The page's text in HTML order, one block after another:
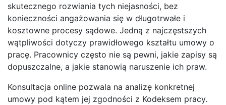
skutecznego rozwiania tych niejasności, bez
konieczności angażowania się w długotrwałe i
kosztowne procesy sądowe. Jedną z najczęstszych
wątpliwości dotyczy prawidłowego kształtu umowy o
pracę. Pracownicy często nie są pewni, jakie zapisy są
dopuszczalne, a jakie stanowią naruszenie ich praw.
Konsultacja online pozwala na analizę konkretnej
umowy pod kątem jej zgodności z Kodeksem pracy.